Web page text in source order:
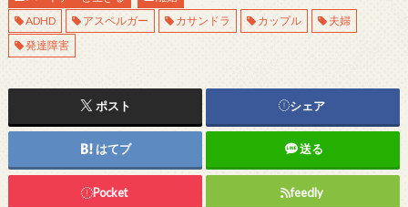
ADHD
アスペルガー カサンドラ カップル
夫婦
発達障害
ポスト シェア
はてブ 送る
Pocket feedly